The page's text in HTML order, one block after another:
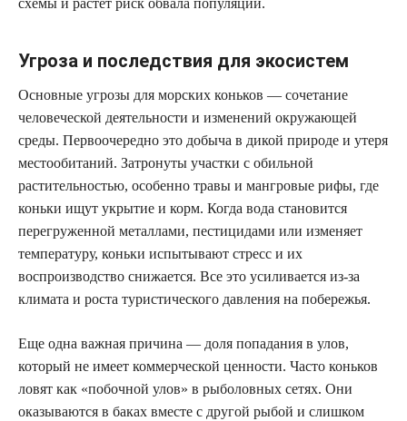
схемы и растет риск обвала популяций.
Угроза и последствия для экосистем
Основные угрозы для морских коньков — сочетание
человеческой деятельности и изменений окружающей
среды. Первоочередно это добыча в дикой природе и утеря
местообитаний. Затронуты участки с обильной
растительностью, особенно травы и мангровые рифы, где
коньки ищут укрытие и корм. Когда вода становится
перегруженной металлами, пестицидами или изменяет
температуру, коньки испытывают стресс и их
воспроизводство снижается. Все это усиливается из-за
климата и роста туристического давления на побережья.
Еще одна важная причина — доля попадания в улов,
который не имеет коммерческой ценности. Часто коньков
ловят как «побочной улов» в рыболовных сетях. Они
оказываются в баках вместе с другой рыбой и слишком